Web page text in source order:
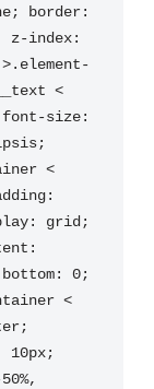
border:
z-index:
<
size:
<
grid;
0;
<
10px;